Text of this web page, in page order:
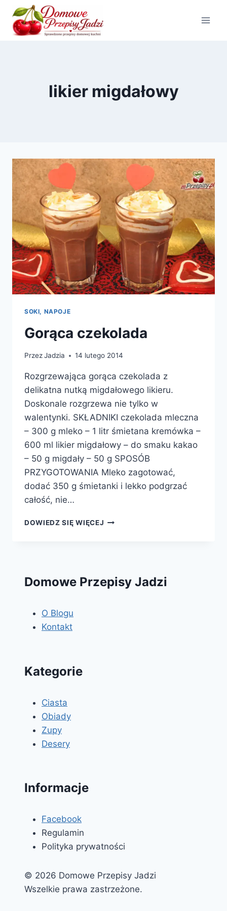
Przejdź
treści
likier migdałowy
SOKI, NAPOJE
Gorąca czekolada
PrzezJadzia 14 lutego 2014
Rozgrzewająca gorąca czekolada z
delikatna nutką migdałowego likieru.
Doskonale rozgrzewa nie tylko w
walentynki. SKŁADNIKI czekolada mleczna
– 300 g mleko – 1 litr śmietana kremówka –
600 ml likier migdałowy – do smaku kakao
– 50 g migdały – 50 g SPOSÓB
PRZYGOTOWANIA Mleko zagotować,
dodać 350 g śmietanki i lekko podgrzać
całość, nie…
DOWIEDZ SIĘ WIĘCEJ GORĄCA
Domowe Przepisy Jadzi
O Blogu
Kontakt
Kategorie
Ciasta
Obiady
Zupy
Desery
Informacje
Facebook
Regulamin
Polityka prywatności
© 2026 Domowe Przepisy Jadzi
Wszelkie prawa zastrzeżone.